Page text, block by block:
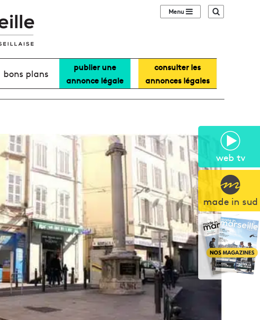
web tv
made in sud
Sidebar (barre
bons plans
publier une
annonce légale
consulter les
annonces légales